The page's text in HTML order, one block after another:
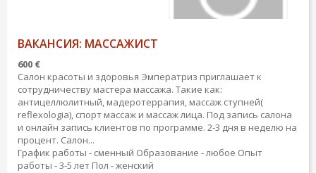
ВАКАНСИЯ: МАССАЖИСТ
600 €
Салон красоты и здоровья Эмператриз приглашает к
сотрудничеству мастера массажа. Такие как:
антицеллюлитный, мадеротеррапия, массаж ступней(
reflexologia), спорт массаж и массаж лица. Под запись салона
и онлайн запись клиентов по программе. 2-3 дня в неделю на
процент. Салон...
График работы - сменный Образование - любое Опыт
работы - 3-5 лет Пол - женский